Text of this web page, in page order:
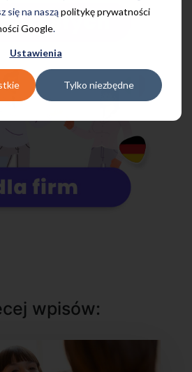
się na nasząpolitykę prywatności
Google.
Ustawienia
Tylko niezbędne
wpisów: